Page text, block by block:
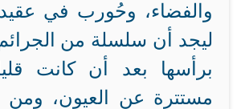
والفضاء، وحُورب في
ليجد أن سلسلة من
برأسها بعد أن كانت
مستترة عن العيون، ومن